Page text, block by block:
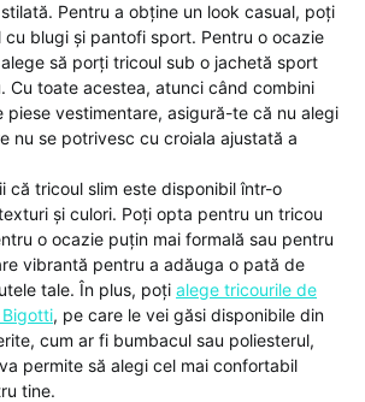
Pentru a obține un look casual, poți
cu blugi și pantofi sport. Pentru o ocazie
să porți tricoul sub o jachetă sport
Cu toate acestea, atunci când combini
piese vestimentare, asigură-te că nu alegi
nu se potrivesc cu croiala ajustată a
că tricoul slim este disponibil într-o
și culori. Poți opta pentru un tricou
o ocazie puțin mai formală sau pentru
vibrantă pentru a adăuga o pată de
tale. În plus, poți alege tricourile de
, pe care le vei găsi disponibile din
cum ar fi bumbacul sau poliesterul,
permite să alegi cel mai confortabil
tine.